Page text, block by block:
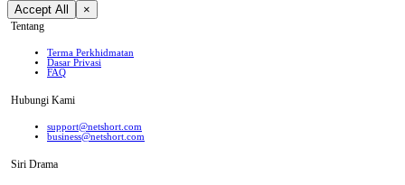
Accept All ×
Tentang
Terma Perkhidmatan
Dasar Privasi
FAQ
Hubungi Kami
support@netshort.com
business@netshort.com
Siri Drama